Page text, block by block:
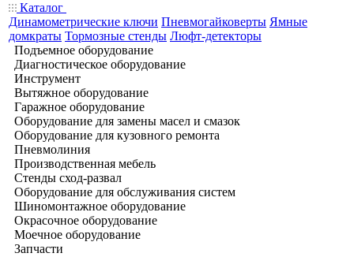
Каталог
Динамометрические ключи Пневмогайковерты Ямные
домкраты Тормозные стенды Люфт-детекторы
Подъемное оборудование
Диагностическое оборудование
Инструмент
Вытяжное оборудование
Гаражное оборудование
Оборудование для замены масел и смазок
Оборудование для кузовного ремонта
Пневмолиния
Производственная мебель
Стенды сход-развал
Оборудование для обслуживания систем
Шиномонтажное оборудование
Окрасочное оборудование
Моечное оборудование
Запчасти